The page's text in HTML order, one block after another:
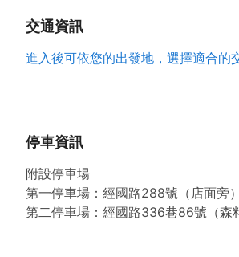
交通資訊
進入後可依您的出發地，選擇適合的
停車資訊
附設停車場
第一停車場：經國路288號（店面旁）
第二停車場：經國路336巷86號（森